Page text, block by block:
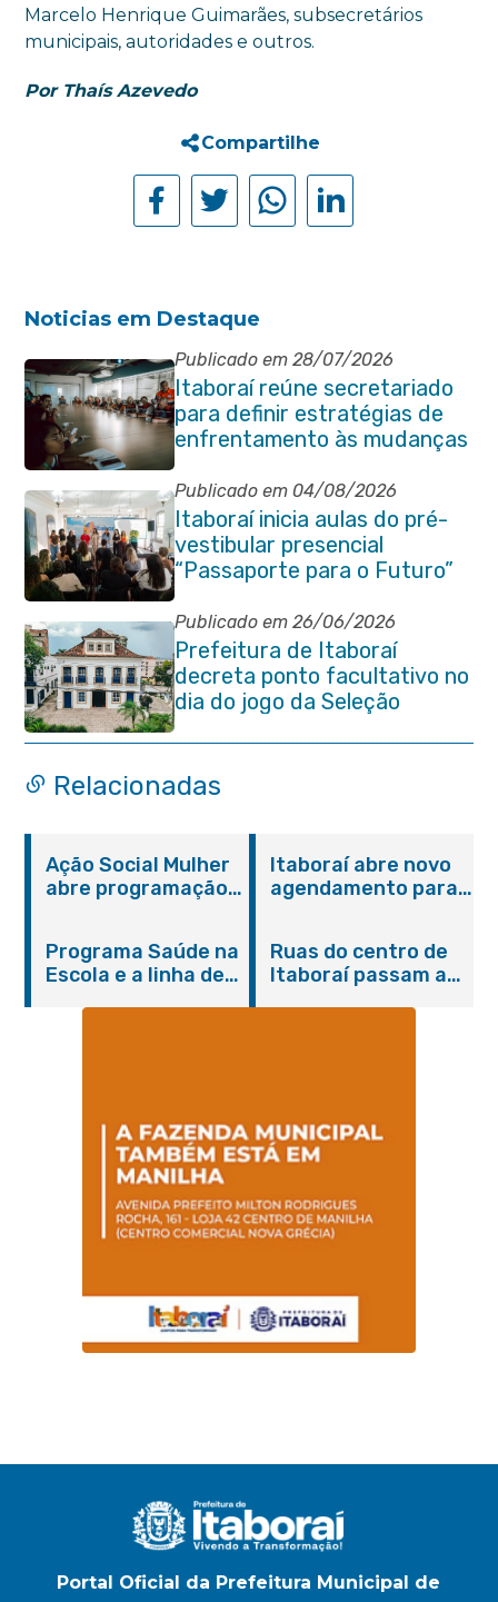
Marcelo Henrique Guimarães, subsecretários
municipais, autoridades e outros.
Por Thaís Azevedo
Compartilhe
Noticias em Destaque
Publicado em 28/07/2026
Itaboraí reúne secretariado
para definir estratégias de
enfrentamento às mudanças
climáticas
Publicado em 04/08/2026
Itaboraí inicia aulas do pré-
vestibular presencial
“Passaporte para o Futuro”
Publicado em 26/06/2026
Prefeitura de Itaboraí
decreta ponto facultativo no
dia do jogo da Seleção
Brasileira
Relacionadas
Ação Social Mulher
abre programação
serviços gratuitos e
orientações
Itaboraí abre novo
agendamento para
Programa Saúde na
Escola e a linha de
Magalhães Seabra
Ruas do centro de
Itaboraí passam a
Portal Oficial da Prefeitura Municipal de